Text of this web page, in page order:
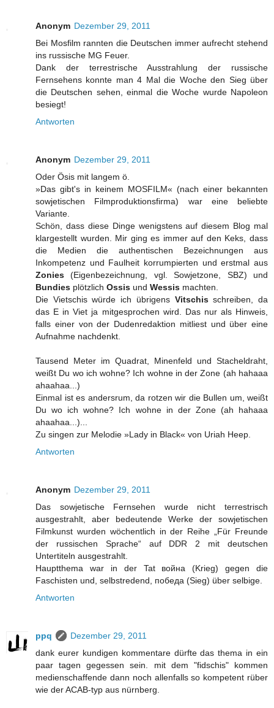
Anonym Dezember 29, 2011
Bei Mosfilm rannten die Deutschen immer aufrecht stehend
ins russische MG Feuer.
Dank der terrestrische Ausstrahlung der russische
Fernsehens konnte man 4 Mal die Woche den Sieg über
die Deutschen sehen, einmal die Woche wurde Napoleon
besiegt!
Antworten
Anonym Dezember 29, 2011
Oder Ösis mit langem ö.
»Das gibt's in keinem MOSFILM« (nach einer bekannten
sowjetischen Filmproduktionsfirma) war eine beliebte
Variante.
Schön, dass diese Dinge wenigstens auf diesem Blog mal
klargestellt wurden. Mir ging es immer auf den Keks, dass
die Medien die authentischen Bezeichnungen aus
Inkompetenz und Faulheit korrumpierten und erstmal aus
Zonies (Eigenbezeichnung, vgl. Sowjetzone, SBZ) und
Bundies plötzlich Ossis und Wessis machten.
Die Vietschis würde ich übrigens Vitschisschreiben, da
das E in Viet ja mitgesprochen wird. Das nur als Hinweis,
falls einer von der Dudenredaktion mitliest und über eine
Aufnahme nachdenkt.
Tausend Meter im Quadrat, Minenfeld und Stacheldraht,
weißt Du wo ich wohne? Ich wohne in der Zone (ah hahaaa
ahaahaa...)
Einmal ist es andersrum, da rotzen wir die Bullen um, weißt
Du wo ich wohne? Ich wohne in der Zone (ah hahaaa
ahaahaa...)...
Zu singen zur Melodie »Lady in Black« von Uriah Heep.
Antworten
Anonym Dezember 29, 2011
Das sowjetische Fernsehen wurde nicht terrestrisch
ausgestrahlt, aber bedeutende Werke der sowjetischen
Filmkunst wurden wöchentlich in der Reihe „Für Freunde
der russischen Sprache“ auf DDR 2 mit deutschen
Untertiteln ausgestrahlt.
Hauptthema war in der Tat война (Krieg) gegen die
Faschisten und, selbstredend, победа (Sieg) über selbige.
Antworten
ppq
Dezember 29, 2011
dank eurer kundigen kommentare dürfte das thema in ein
paar tagen gegessen sein. mit dem "fidschis" kommen
medienschaffende dann noch allenfalls so kompetent rüber
wie der ACAB-typ aus nürnberg.